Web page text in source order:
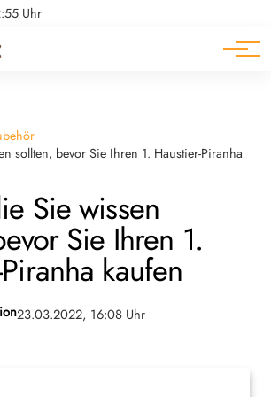
Uhr
sollten, bevor Sie Ihren 1. Haustier-Piranha
Sie wissen
Sie Ihren 1.
kaufen
23.03.2022, 16:08 Uhr